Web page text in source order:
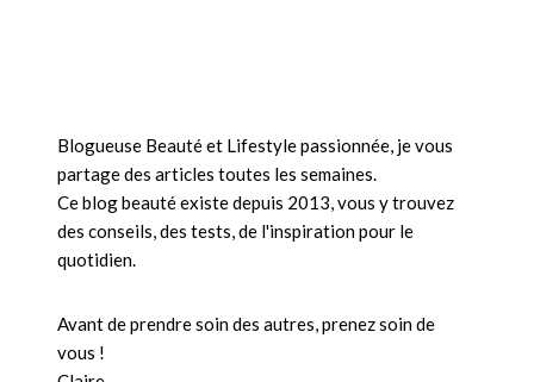
Blogueuse Beauté et Lifestyle passionnée, je vous
partage des articles toutes les semaines.
Ce blog beauté existe depuis 2013, vous y trouvez
des conseils, des tests, de l'inspiration pour le
quotidien.
Avant de prendre soin des autres, prenez soin de
vous !